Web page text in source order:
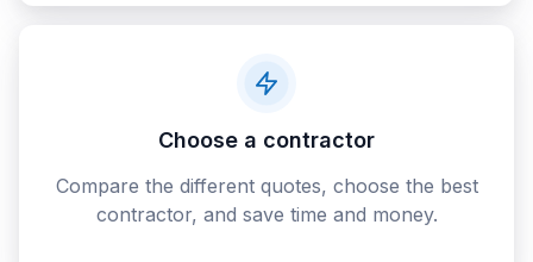
Choose a contractor
Compare the different quotes, choose the best
contractor, and save time and money.